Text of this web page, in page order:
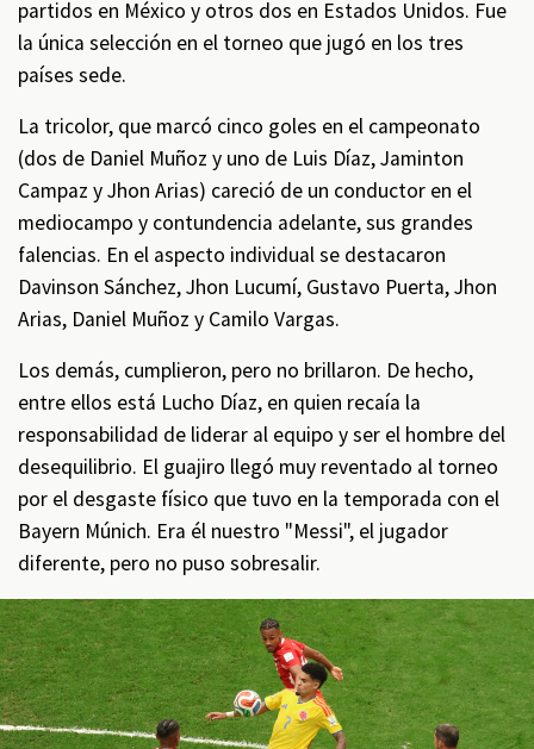
partidos en México y otros dos en Estados Unidos. Fue
la única selección en el torneo que jugó en los tres
países sede.
La tricolor, que marcó cinco goles en el campeonato
(dos de Daniel Muñoz y uno de Luis Díaz, Jaminton
Campaz y Jhon Arias) careció de un conductor en el
mediocampo y contundencia adelante, sus grandes
falencias. En el aspecto individual se destacaron
Davinson Sánchez, Jhon Lucumí, Gustavo Puerta, Jhon
Arias, Daniel Muñoz y Camilo Vargas.
Los demás, cumplieron, pero no brillaron. De hecho,
entre ellos está Lucho Díaz, en quien recaía la
responsabilidad de liderar al equipo y ser el hombre del
desequilibrio. El guajiro llegó muy reventado al torneo
por el desgaste físico que tuvo en la temporada con el
Bayern Múnich. Era él nuestro "Messi", el jugador
diferente, pero no puso sobresalir.